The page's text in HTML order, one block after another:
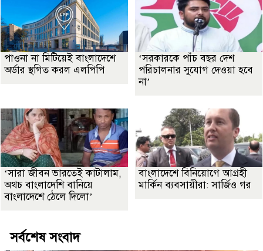
পাওনা না মিটিয়েই বাংলাদেশে
অর্ডার স্থগিত করল এলপিপি
‘সরকারকে পাঁচ বছর দেশ
পরিচালনার সুযোগ দেওয়া হবে
না’
‘সারা জীবন ভারতেই কাটালাম,
অথচ বাংলাদেশি বানিয়ে
বাংলাদেশে ঠেলে দিলো’
বাংলাদেশে বিনিয়োগে আগ্রহী
মার্কিন ব্যবসায়ীরা: সার্জিও গর
সর্বশেষ সংবাদ